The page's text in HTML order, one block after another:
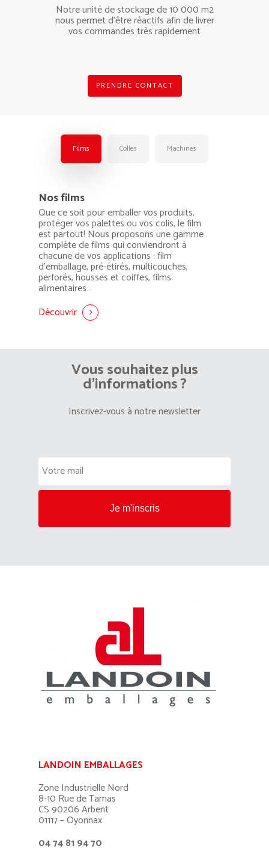
Notre unité de stockage de 10 000 m2
nous permet d’être réactifs afin de livrer
vos commandes très rapidement
PRENDRE CONTACT
Films Colles Machines
Nos films
Que ce soit pour emballer vos produits,
protéger vos palettes ou vos colis, le film
est partout! Nous proposons une gamme
complète de films qui conviendront à
chacune de vos applications : film
d’emballage, pré-étirés, multicouches,
perforés, housses et coiffes, films
alimentaires…
Découvrir
Vous souhaitez plus
d’informations ?
Inscrivez-vous à notre newsletter
LANDOIN EMBALLAGES
Zone Industrielle Nord
8-10 Rue de Tamas
CS 90206 Arbent
01117 – Oyonnax
04 74 81 94 70